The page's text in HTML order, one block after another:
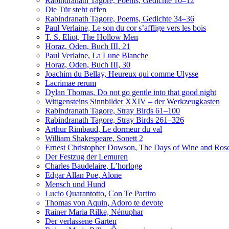
Die Tür steht offen
Rabindranath Tagore, Poems, Gedichte 34–36
Paul Verlaine, Le son du cor s’afflige vers les bois
T. S. Eliot, The Hollow Men
Horaz, Oden, Buch III, 21
Paul Verlaine, La Lune Blanche
Horaz, Oden, Buch III, 30
Joachim du Bellay, Heureux qui comme Ulysse
Lacrimae rerum
Dylan Thomas, Do not go gentle into that good night
Wittgensteins Sinnbilder XXIV – der Werkzeugkasten
Rabindranath Tagore, Stray Birds 61–100
Rabindranath Tagore, Stray Birds 261–326
Arthur Rimbaud, Le dormeur du val
William Shakespeare, Sonett 2
Ernest Christopher Dowson, The Days of Wine and
Der Festzug der Lemuren
Charles Baudelaire, L’horloge
Edgar Allan Poe, Alone
Mensch und Hund
Lucio Quarantotto, Con Te Partiro
Thomas von Aquin, Adoro te devote
Rainer Maria Rilke, Nénuphar
Der verlassene Garten